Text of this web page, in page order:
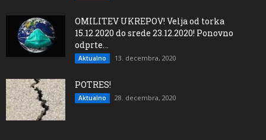
OMILITEV UKREPOV! Velja od torka
15.12.2020 do srede 23.12.2020! Ponovno
odprte...
Aktualno 13. decembra, 2020
POTRES!
Aktualno 28. decembra, 2020